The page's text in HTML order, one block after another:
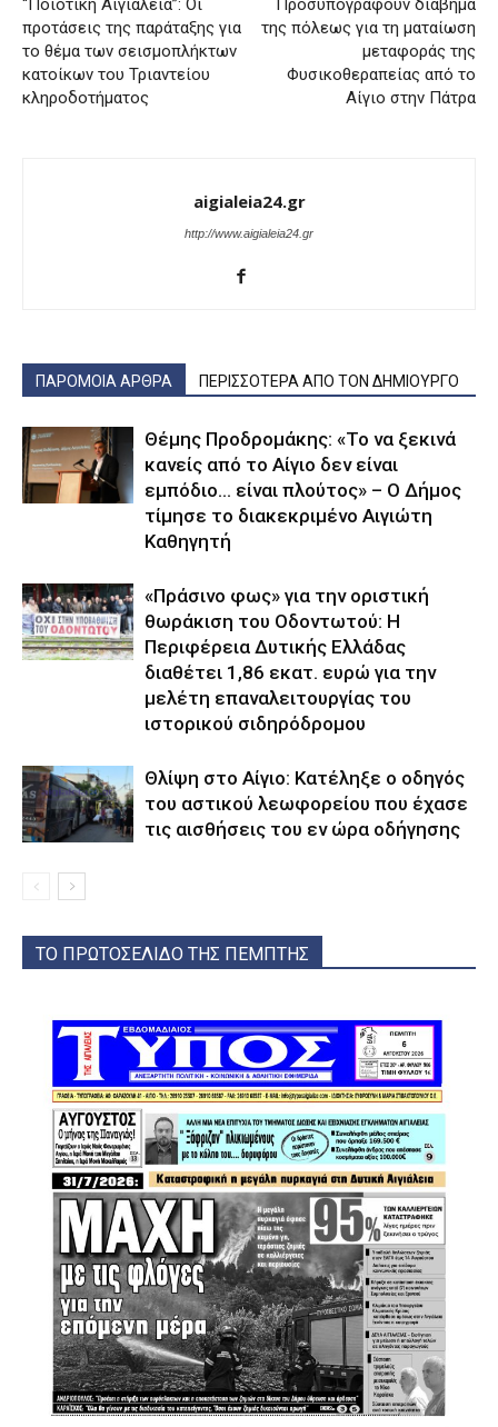
“Ποιοτική Αιγιάλεια”: Οι
προτάσεις της παράταξης για
το θέμα των σεισμοπλήκτων
κατοίκων του Τριαντείου
κληροδοτήματος
Προσυπογράφουν διάβημα
της πόλεως για τη ματαίωση
μεταφοράς της
Φυσικοθεραπείας από το
Αίγιο στην Πάτρα
aigialeia24.gr
http://www.aigialeia24.gr
ΠΑΡΟΜΟΙΑ ΑΡΘΡΑ ΠΕΡΙΣΣΟΤΕΡΑ ΑΠΟ ΤΟΝ ΔΗΜΙΟΥΡΓΟ
Θέμης Προδρομάκης: «Το να ξεκινά
κανείς από το Αίγιο δεν είναι
εμπόδιο… είναι πλούτος» – O Δήμος
τίμησε το διακεκριμένο Αιγιώτη
Καθηγητή
«Πράσινο φως» για την οριστική
θωράκιση του Οδοντωτού: Η
Περιφέρεια Δυτικής Ελλάδας
διαθέτει 1,86 εκατ. ευρώ για την
μελέτη επαναλειτουργίας του
ιστορικού σιδηρόδρομου
Θλίψη στο Αίγιο: Κατέληξε ο οδηγός
του αστικού λεωφορείου που έχασε
τις αισθήσεις του εν ώρα οδήγησης
ΤΟ ΠΡΩΤΟΣΕΛΙΔΟ ΤΗΣ ΠΕΜΠΤΗΣ